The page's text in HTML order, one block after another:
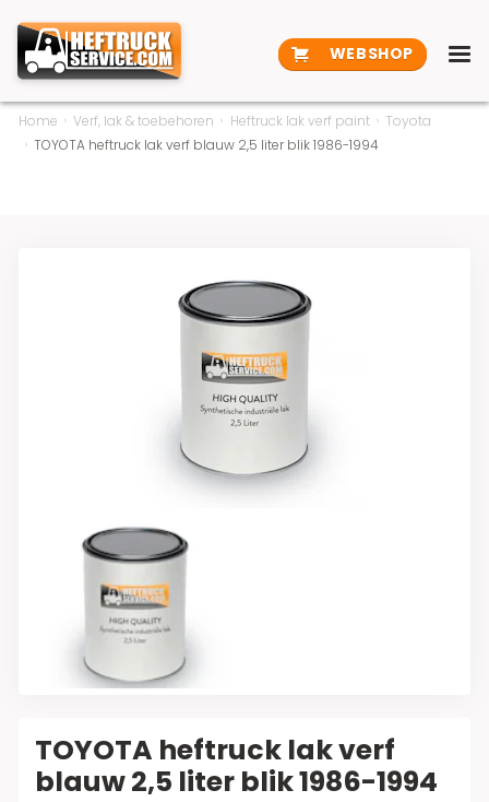
WEBSHOP
Home Verf, lak & toebehoren Heftruck lak verf paint
Toyota
TOYOTA heftruck lak verf blauw 2,5 liter blik 1986-1994
TOYOTA heftruck lak verf
blauw 2,5 liter blik 1986-1994